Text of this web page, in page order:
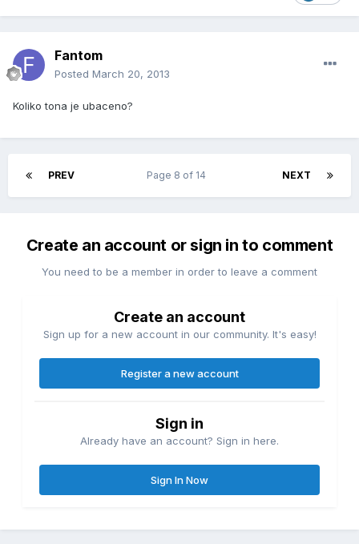
Fantom
Posted March 20, 2013
Koliko tona je ubaceno?
PREV NEXT
Page 8 of 14
Create an account or sign in to comment
You need to be a member in order to leave a comment
Create an account
Sign up for a new account in our community. It's easy!
Register a new account
Sign in
Already have an account? Sign in here.
Sign In Now